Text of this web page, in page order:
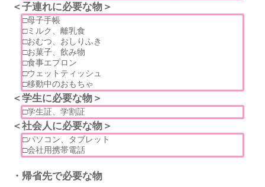
＜子連れに必要な物＞
□母子手帳
□ミルク、離乳食
□おむつ、おしりふき
□お菓子、飲み物
□食事エプロン
□ウェットティッシュ
□移動中のおもちゃ
＜学生に必要な物＞
□学生証、学割証
＜社会人に必要な物＞
□パソコン、タブレット
□会社用携帯電話
・帰省先で必要な物